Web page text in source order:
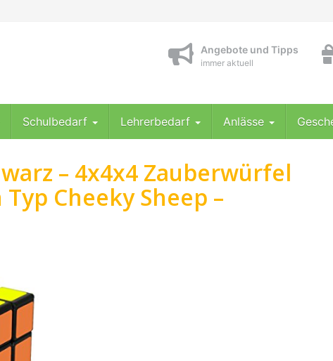
Angebote und Tipps
immer aktuell
Schulbedarf Lehrerbedarf Anlässe
– 4x4x4 Zauberwürfel
Cheeky Sheep –